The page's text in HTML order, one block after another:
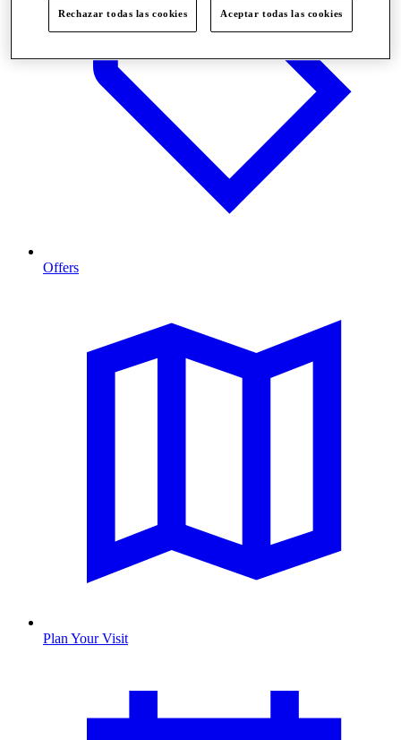
Offers
Plan Your Visit
Rechazar todas las cookies Aceptar todas las cookies